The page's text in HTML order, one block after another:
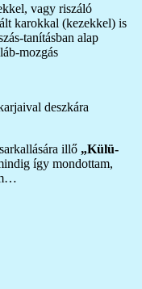
vagy riszáló
karokkal (kezekkel) is
tanításban alap
mozgás
deszkára
illő „Külü-
így mondottam,